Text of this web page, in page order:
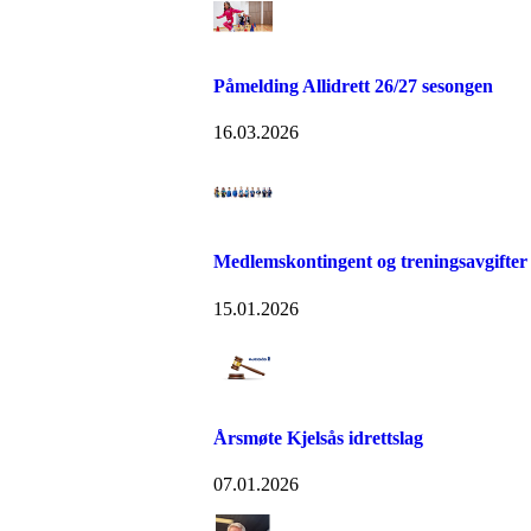
Påmelding Allidrett 26/27 sesongen
16.03.2026
Medlemskontingent og treningsavgifter
15.01.2026
Årsmøte Kjelsås idrettslag
07.01.2026